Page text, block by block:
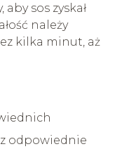
sos zyskał
należy
kilka minut, aż
odpowiednie